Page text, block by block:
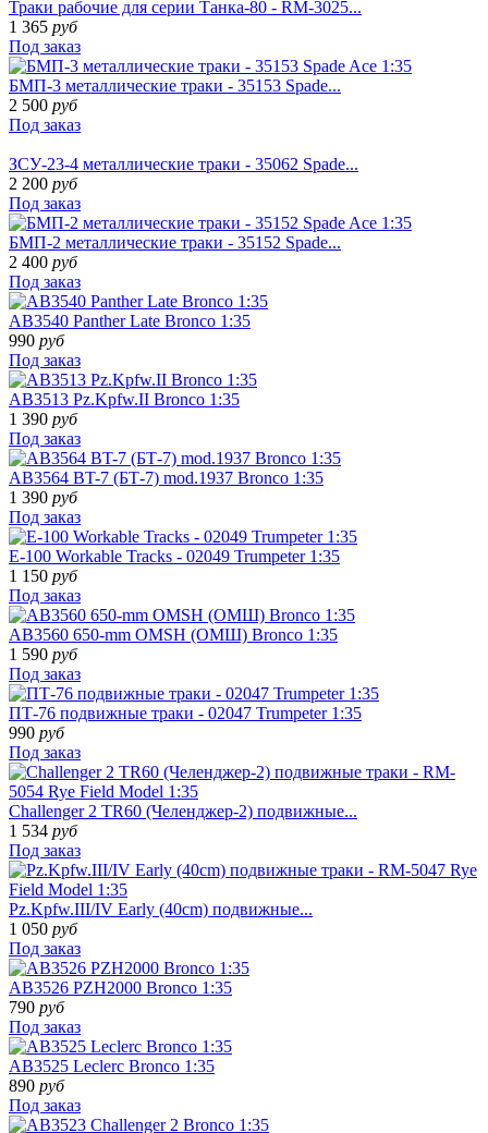
Траки рабочие для серии Tанка-80 - RM-3025...
1 365 руб
Под заказ
БМП-3 металлические траки - 35153 Spade...
2 500 руб
Под заказ
ЗСУ-23-4 металлические траки - 35062 Spade...
2 200 руб
Под заказ
БМП-2 металлические траки - 35152 Spade...
2 400 руб
Под заказ
AB3540 Panther Late Bronco 1:35
990 руб
Под заказ
AB3513 Pz.Kpfw.II Bronco 1:35
1 390 руб
Под заказ
AB3564 BT-7 (БТ-7) mod.1937 Bronco 1:35
1 390 руб
Под заказ
E-100 Workable Tracks - 02049 Trumpeter 1:35
1 150 руб
Под заказ
AB3560 650-mm OMSH (ОМШ) Bronco 1:35
1 590 руб
Под заказ
ПТ-76 подвижные траки - 02047 Trumpeter 1:35
990 руб
Под заказ
Challenger 2 TR60 (Челенджер-2) подвижные...
1 534 руб
Под заказ
Pz.Kpfw.III/IV Early (40cm) подвижные...
1 050 руб
Под заказ
AB3526 PZH2000 Bronco 1:35
790 руб
Под заказ
AB3525 Leclerc Bronco 1:35
890 руб
Под заказ